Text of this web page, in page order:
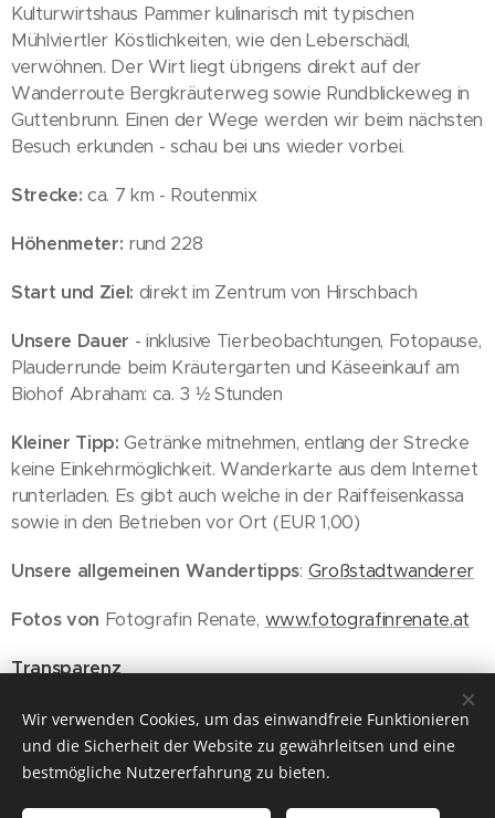
Kulturwirtshaus Pammer kulinarisch mit typischen
Mühlviertler Köstlichkeiten, wie den Leberschädl,
verwöhnen. Der Wirt liegt übrigens direkt auf der
Wanderroute Bergkräuterweg sowie Rundblickeweg in
Guttenbrunn. Einen der Wege werden wir beim nächsten
Besuch erkunden - schau bei uns wieder vorbei.
Strecke: ca. 7 km - Routenmix
Höhenmeter: rund 228
Start und Ziel: direkt im Zentrum von Hirschbach
Unsere Dauer - inklusive Tierbeobachtungen, Fotopause,
Plauderrunde beim Kräutergarten und Käseeinkauf am
Biohof Abraham: ca. 3 ½ Stunden
Kleiner Tipp: Getränke mitnehmen, entlang der Strecke
keine Einkehrmöglichkeit. Wanderkarte aus dem Internet
runterladen. Es gibt auch welche in der Raiffeisenkassa
sowie in den Betrieben vor Ort (EUR 1,00)
Unsere allgemeinen Wandertipps: Großstadtwanderer
Fotos von Fotografin Renate, www.fotografinrenate.at
Transparenz
Wien, 27.07.2021
Wir verwenden Cookies, um das einwandfreie Funktionieren
und die Sicherheit der Website zu gewährleitsen und eine
bestmögliche Nutzererfahrung zu bieten.